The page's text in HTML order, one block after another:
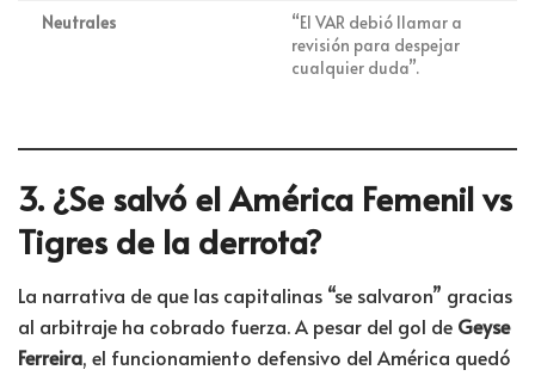
Neutrales
“El VAR debió llamar a
revisión para despejar
cualquier duda”.
3. ¿Se salvó el América Femenil vs
Tigres de la derrota?
La narrativa de que las capitalinas “se salvaron” gracias
al arbitraje ha cobrado fuerza. A pesar del gol de Geyse
Ferreira, el funcionamiento defensivo del América quedó